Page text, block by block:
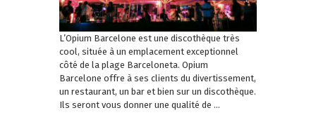
L’Opium Barcelone est une discothèque très
cool, située à un emplacement exceptionnel
côté de la plage Barceloneta. Opium
Barcelone offre à ses clients du divertissement,
un restaurant, un bar et bien sur un discothèque.
Ils seront vous donner une qualité de ...